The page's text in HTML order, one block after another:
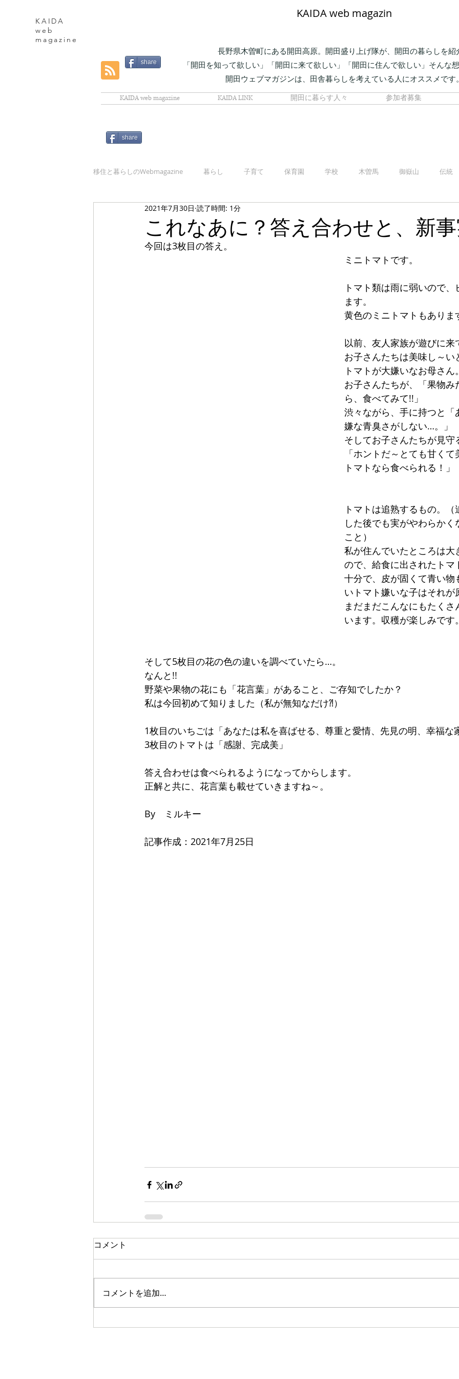
KAIDA
web
magazine
KAIDA web magazin
share
長野県木曽町にある開田高原。開田盛り上げ隊が、開田の暮らしを紹
「開田を知って欲しい」「開田に来て欲しい」「開田に住んで欲しい」そんな
開田ウェブマガジンは、田舎暮らしを考えている人にオススメです
KAIDA web magazine KAIDA LINK 開田に暮らす人々 参加者募集
share
移住と暮らしのWebmagazine 暮らし 子育て 保育園 学校 木曽馬 御嶽山 伝統
これなあに？答え合わせと、新事
2021年7月30日 読了時間: 1分
今回は3枚目の答え。
ミニトマトです。
トマト類は雨に弱いので
ます。
黄色のミニトマトもありま
以前、友人家族が遊びに来
お子さんたちは美味し～い
トマトが大嫌いなお母さん
お子さんたちが、「果物み
ら、食べてみて!!」
渋々ながら、手に持つと「
嫌な青臭さがしない…。」
そしてお子さんたちが見守
「ホントだ～とても甘く
トマトなら食べられる！」
トマトは追熟するもの。
した後でも実がやわらか
こと）
私が住んでいたところは大
ので、給食に出されたトマ
十分で、皮が固くて青い物
いトマト嫌いな子はそれが
まだまだこんなにもたく
います。収穫が楽しみです
そして5枚目の花の色の違いを調べていたら…。
なんと!!
野菜や果物の花にも「花言葉」があること、ご存知でしたか？
私は今回初めて知りました（私が無知なだけ⁈）
1枚目のいちごは「あなたは私を喜ばせる、尊重と愛情、先見の明、幸福な
3枚目のトマトは「感謝、完成美」
答え合わせは食べられるようになってからします。
正解と共に、花言葉も載せていきますね～。
By　ミルキー
記事作成：2021年7月25日
コメント
コメントを追加…